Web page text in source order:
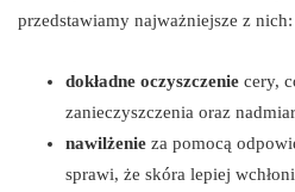
przedstawiamy najważniejsze z nich:
dokładne oczyszczenie cery,
zanieczyszczenia oraz
nawilżenie za pomocą
sprawi, że skóra lepiej